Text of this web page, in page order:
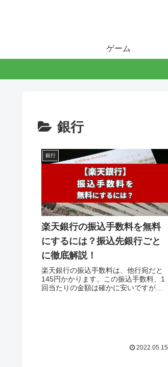
ゲーム
銀行
銀行
楽天銀行の振込手数料を無料
にするには？振込先銀行ごと
に徹底解説！
楽天銀行の振込手数料は、他行宛だと
145円かかります。この振込手数料、1
回当たりの金額は確かに安いですが、
2022.05.15